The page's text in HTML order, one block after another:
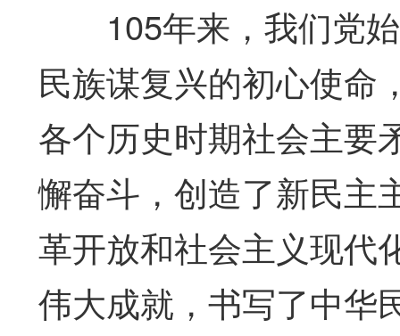
105年来，我们党始
民族谋复兴的初心使命
各个历史时期社会主要
懈奋斗，创造了新民主
革开放和社会主义现代
伟大成就，书写了中华